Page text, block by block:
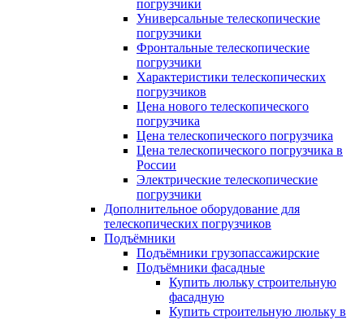
погрузчики
Универсальные телескопические
погрузчики
Фронтальные телескопические
погрузчики
Характеристики телескопических
погрузчиков
Цена нового телескопического
погрузчика
Цена телескопического погрузчика
Цена телескопического погрузчика в
России
Электрические телескопические
погрузчики
Дополнительное оборудование для
телескопических погрузчиков
Подъёмники
Подъёмники грузопассажирские
Подъёмники фасадные
Купить люльку строительную
фасадную
Купить строительную люльку в